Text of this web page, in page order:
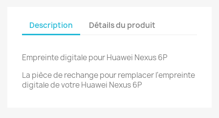
Description Détails du produit
Empreinte digitale pour Huawei Nexus 6P
La pièce de rechange pour remplacer l'empreinte
digitale de votre Huawei Nexus 6P